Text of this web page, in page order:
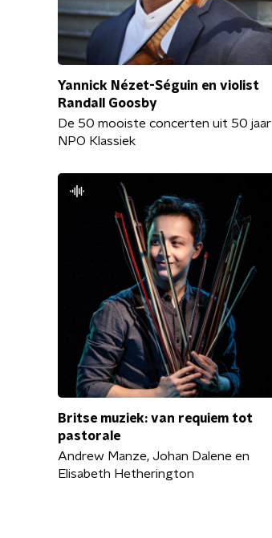
Yannick Nézet-Séguin en violist
Randall Goosby
De 50 mooiste concerten uit 50 jaar
NPO Klassiek
Britse muziek: van requiem tot
pastorale
Andrew Manze, Johan Dalene en
Elisabeth Hetherington